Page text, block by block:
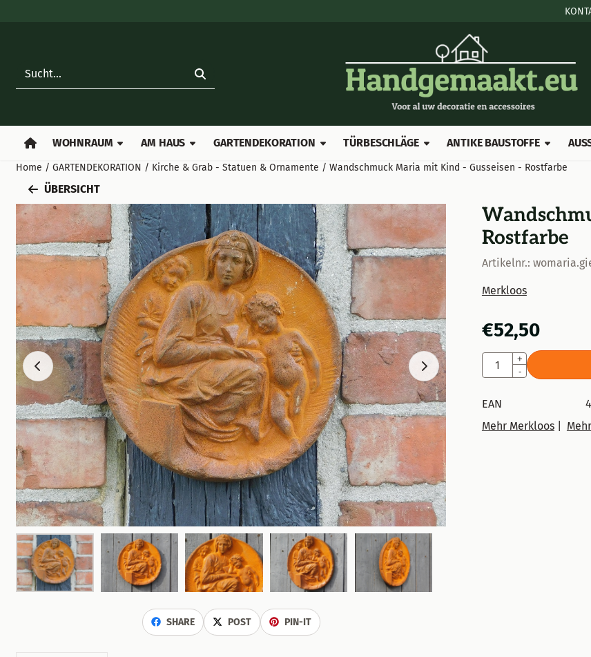
Suche
WOHNRAUM AM HAUS GARTENDEKORATION TÜRBESCHLÄGE ANTIKE BAUSTOFFE
Home / GARTENDEKORATION / Kirche & Grab - Statuen & Ornamente / Wandschmuck Maria mit Kind - Gusseisen - Rostfarbe
ÜBERSICHT
SHARE POST PIN-IT
Rostfarbe
Artikelnr.:
Merkloos
€52,50
Anzahl
+
-
EAN
Mehr Merkloos|